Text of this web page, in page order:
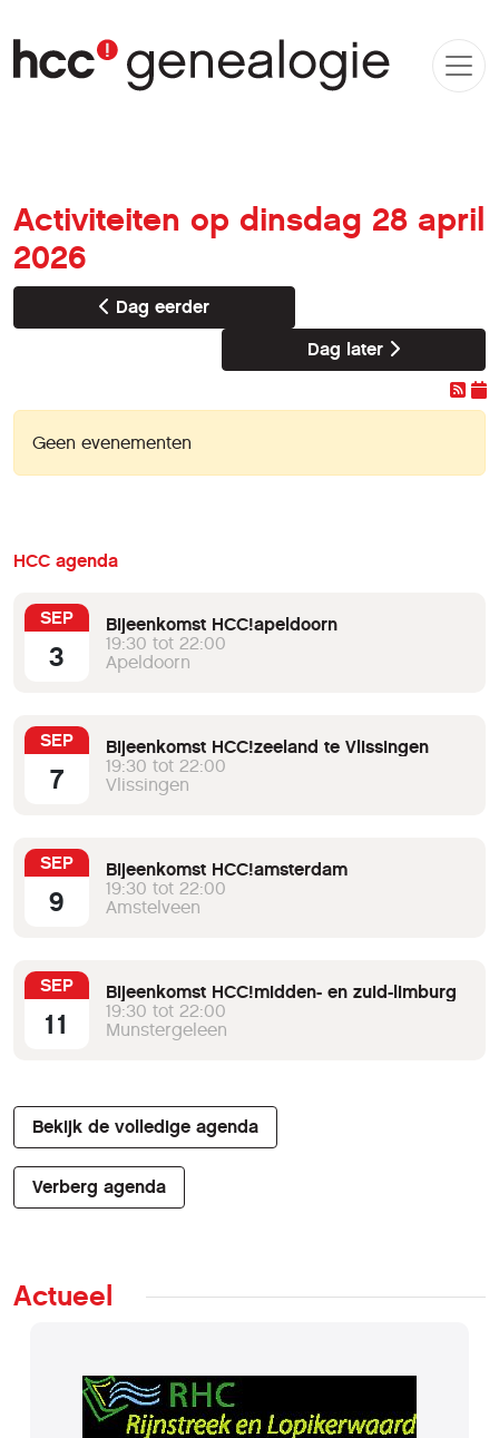
Activiteiten op dinsdag 28 april
2026
Dag eerder
Dag later
Geen evenementen
HCC agenda
SEP
3
Bijeenkomst HCC!apeldoorn
19:30 tot 22:00
Apeldoorn
SEP
7
Bijeenkomst HCC!zeeland te Vlissingen
19:30 tot 22:00
Vlissingen
SEP
9
Bijeenkomst HCC!amsterdam
19:30 tot 22:00
Amstelveen
SEP
11
Bijeenkomst HCC!midden- en zuid-limburg
19:30 tot 22:00
Munstergeleen
Bekijk de volledige agenda
Verberg agenda
Actueel